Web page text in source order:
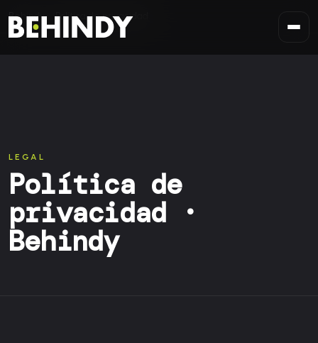
Saltar al contenido
Behindy Política de privacidad
LEGAL
Política de
privacidad ·
Behindy